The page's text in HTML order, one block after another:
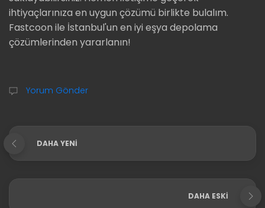
ihtiyaçlarınıza en uygun çözümü birlikte bulalım.
Fastcoon ile İstanbul'un en iyi eşya depolama
çözümlerinden yararlanın!
Yorum Gönder
DAHA YENI
DAHA ESKI